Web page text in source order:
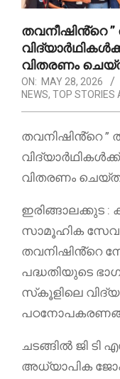
തവനീഷിൻ്റെ
വിതരണം
ON: MAY 28, 2026
NEWS, TOP STORIES
തവനിഷിൻ്റെ ”
വിതരണം
ഇരിങ്ങാലക്കുട :
സാമൂഹിക
തവനിഷിൻ്റെ
പദ്ധതിയുടെ
സ്‌കൂളിലെ
ചടങ്ങിൽ ജി
അധ്യാപിക